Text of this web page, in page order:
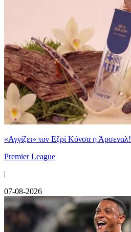
«Αγγίζει» τον Εζρί Κόνσα η Άρσεναλ!
Premier League
|
07-08-2026